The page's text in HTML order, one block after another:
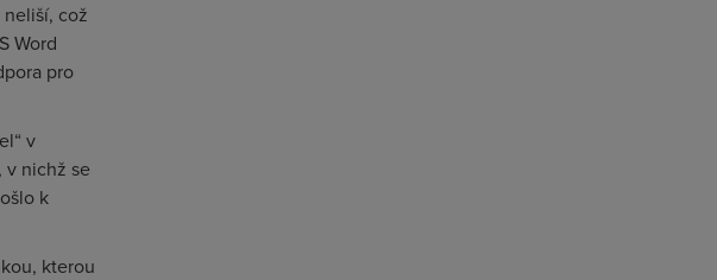
což
Word
pro
v
nichž se
k
kterou